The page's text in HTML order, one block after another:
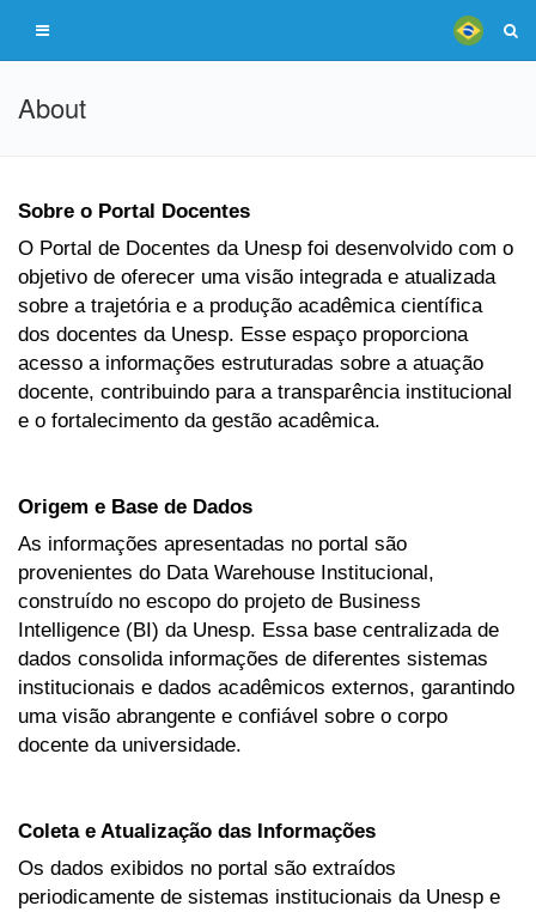
About
Sobre o Portal Docentes
O Portal de Docentes da Unesp foi desenvolvido com o
objetivo de oferecer uma visão integrada e atualizada
sobre a trajetória e a produção acadêmica científica
dos docentes da Unesp. Esse espaço proporciona
acesso a informações estruturadas sobre a atuação
docente, contribuindo para a transparência institucional
e o fortalecimento da gestão acadêmica.
Origem e Base de Dados
As informações apresentadas no portal são
provenientes do Data Warehouse Institucional,
construído no escopo do projeto de Business
Intelligence (BI) da Unesp. Essa base centralizada de
dados consolida informações de diferentes sistemas
institucionais e dados acadêmicos externos, garantindo
uma visão abrangente e confiável sobre o corpo
docente da universidade.
Coleta e Atualização das Informações
Os dados exibidos no portal são extraídos
periodicamente de sistemas institucionais da Unesp e